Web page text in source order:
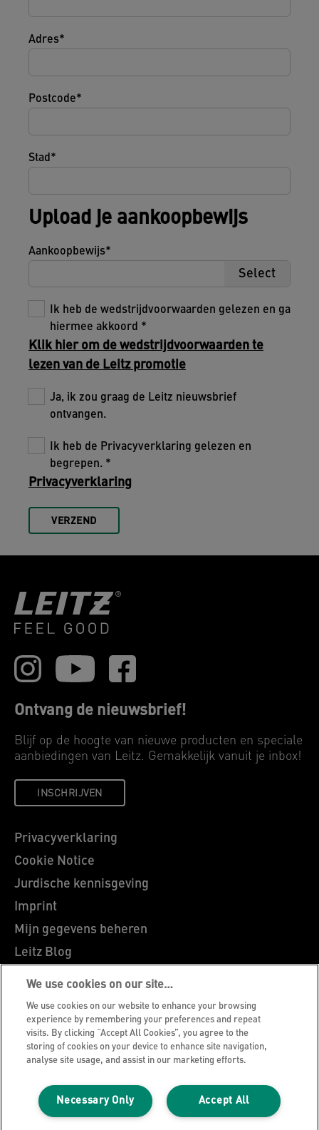
Adres
Postcode
Stad
Upload je aankoopbewijs
Aankoopbewijs
Select
Ik heb de wedstrijdvoorwaarden gelezen en ga
hiermee akkoord
Klik hier om de wedstrijdvoorwaarden te
lezen van de Leitz promotie
Ja, ik zou graag de Leitz nieuwsbrief
ontvangen.
Ik heb de Privacyverklaring gelezen en
begrepen.
Privacyverklaring
VERZEND
Ontvang de nieuwsbrief!
Blijf op de hoogte van nieuwe producten en speciale
aanbiedingen van Leitz. Gemakkelijk vanuit je inbox!
INSCHRIJVEN
Privacyverklaring
Cookie Notice
Jurdische kennisgeving
Imprint
Mijn gegevens beheren
Leitz Blog
Klantenservice
Richtlijnen bij recycling van verpakkingen
Garantievoorwaarden
Conformiteitsverklaringen
Sitemap
We use cookies on our site…
We use cookies on our website to enhance your browsing
experience by remembering your preferences and repeat
visits. By clicking “Accept All Cookies”, you agree to the
storing of cookies on your device to enhance site navigation,
analyse site usage, and assist in our marketing efforts.
Accept All
Necessary Only